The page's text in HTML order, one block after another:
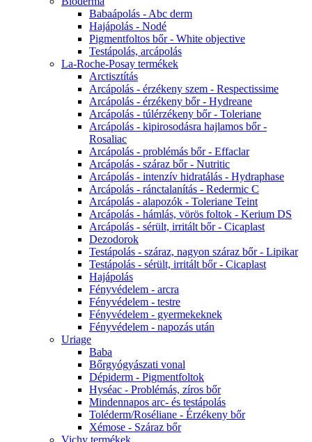
Babaápolás - Abc derm
Hajápolás - Nodé
Pigmentfoltos bőr - White objective
Testápolás, arcápolás
La-Roche-Posay termékek
Arctisztítás
Arcápolás - érzékeny szem - Respectissime
Arcápolás - érzékeny bőr - Hydreane
Arcápolás - túlérzékeny bőr - Toleriane
Arcápolás - kipirosodásra hajlamos bőr -
Rosaliac
Arcápolás - problémás bőr - Effaclar
Arcápolás - száraz bőr - Nutritic
Arcápolás - intenzív hidratálás - Hydraphase
Arcápolás - ránctalanítás - Redermic C
Arcápolás - alapozók - Toleriane Teint
Arcápolás - hámlás, vörös foltok - Kerium DS
Arcápolás - sérült, irritált bőr - Cicaplast
Dezodorok
Testápolás - száraz, nagyon száraz bőr - Lipikar
Testápolás - sérült, irritált bőr - Cicaplast
Hajápolás
Fényvédelem - arcra
Fényvédelem - testre
Fényvédelem - gyermekeknek
Fényvédelem - napozás után
Uriage
Baba
Bőrgyógyászati vonal
Dépiderm - Pigmentfoltok
Hyséac - Problémás, zíros bőr
Mindennapos arc- és testápolás
Toléderm/Roséliane - Érzékeny bőr
Xémose - Száraz bőr
Vichy termékek